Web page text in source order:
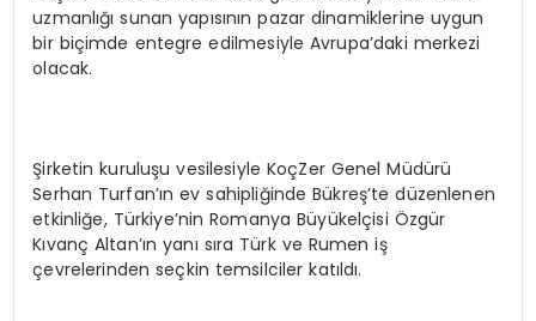
uzmanlığı sunan yapısının pazar dinamiklerine uygun
bir biçimde entegre edilmesiyle Avrupa’daki merkezi
olacak.
Şirketin kuruluşu vesilesiyle KoçZer Genel Müdürü
Serhan Turfan’ın ev sahipliğinde Bükreş’te düzenlenen
etkinliğe, Türkiye’nin Romanya Büyükelçisi Özgür
Kıvanç Altan’ın yanı sıra Türk ve Rumen iş
çevrelerinden seçkin temsilciler katıldı.